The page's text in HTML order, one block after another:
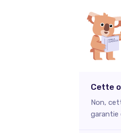
Cette
Non,
garantie